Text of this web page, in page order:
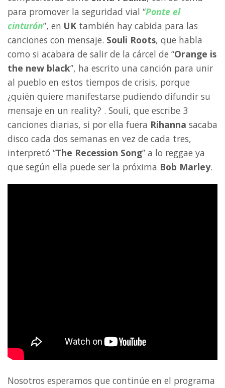
para promover la seguridad vial “Ponte el
cinturón”, en UK también hay cabida para las
canciones con mensaje. Souli Roots, que habla
como si acabara de salir de la cárcel de “Orange is
the new black”, ha escrito una canción para unir
al pueblo en estos tiempos de crisis, porque
¿quién quiere manifestarse pudiendo difundir su
mensaje en un reality? . Souli, que escribe 3
canciones diarias, si por ella fuera Rihanna sacaba
disco cada dos semanas en vez de cada tres,
interpretó “The Recession Song” a lo reggae ya
que según ella puede ser la próxima Bob Marley.
Nosotros esperamos que continúe en el programa